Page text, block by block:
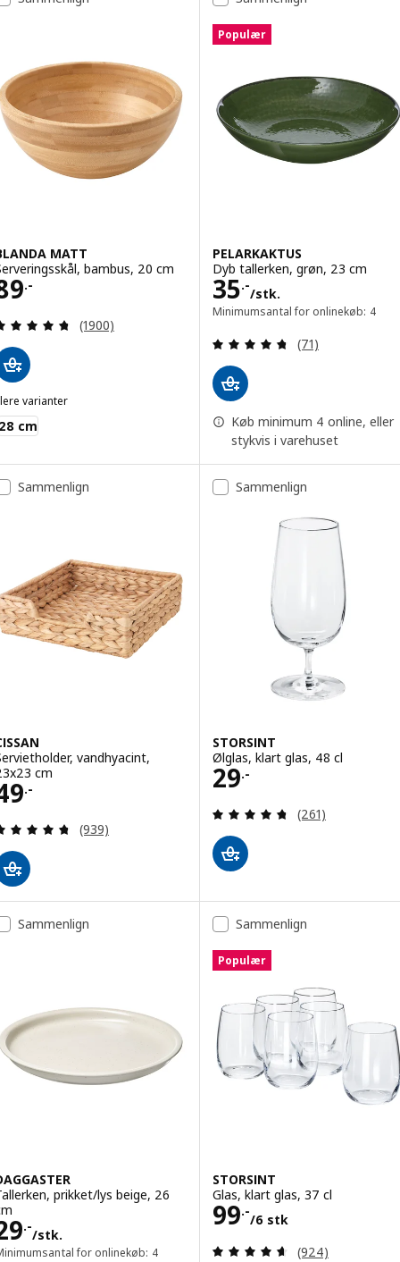
MATT
bambus, 20 cm
.- 89.-
Anmeld: 4.7 ud af 5 Stjerner. Anmeldelser i alt:
(1900)
varianter
MATT
cm
Populær
PELARKAKTUS
Dyb tallerken, grøn, 23 cm
35.-
/stk.
Pris 35.-/stk.
Minimumsantal for onlinekøb: 4
Anmeld: 4.7 ud
(71)
Køb minimum 4 online, eller
stykvis i varehuset
Sammenlign
vandhyacint,
cm
.- 49.-
Anmeld: 4.7 ud af 5 Stjerner. Anmeldelser i alt:
(939)
Sammenlign
STORSINT
Ølglas, klart glas, 48 cl
29.-
Pris 29.-
Anmeld: 4.7 ud
(261)
Sammenlign
prikket/lys beige, 26
.-
/stk.
29.-/stk.
for onlinekøb: 4
Sammenlign
Populær
STORSINT
Glas, klart glas, 37 cl
99.-
/6 stk
Pris 99.-/6 stk
Anmeld: 4.6 ud
(924)